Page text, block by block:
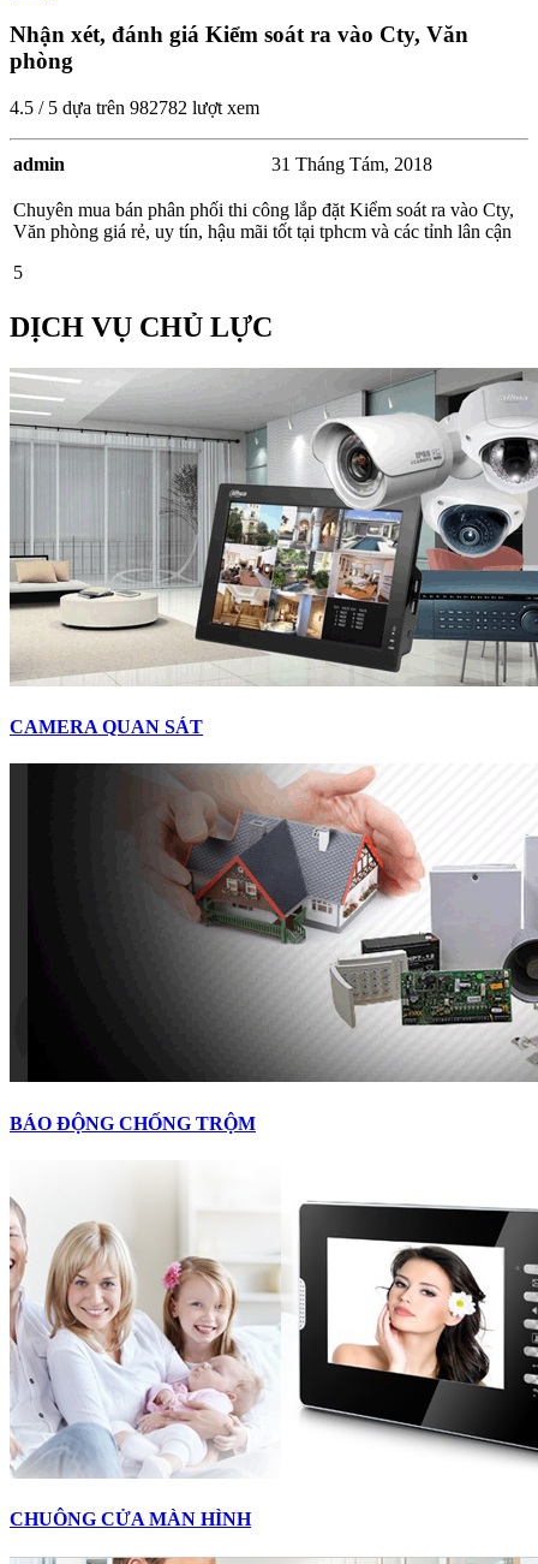
Nhận xét, đánh giá Kiểm soát ra vào Cty, Văn
phòng
4.5 / 5 dựa trên 982782 lượt xem
admin 31 Tháng Tám, 2018
Chuyên mua bán phân phối thi công lắp đặt Kiểm soát ra vào Cty,
Văn phòng giá rẻ, uy tín, hậu mãi tốt tại tphcm và các tỉnh lân cận
5
DỊCH VỤ CHỦ LỰC
CAMERA QUAN SÁT
BÁO ĐỘNG CHỐNG TRỘM
CHUÔNG CỬA MÀN HÌNH